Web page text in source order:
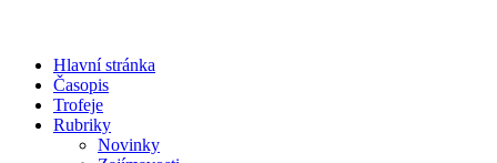
Hlavní stránka
Časopis
Trofeje
Rubriky
Novinky